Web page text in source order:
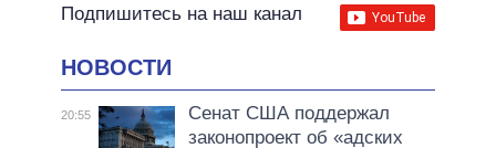
Подпишитесь на наш канал
НОВОСТИ
20:55
Сенат США поддержал
законопроект об «адских